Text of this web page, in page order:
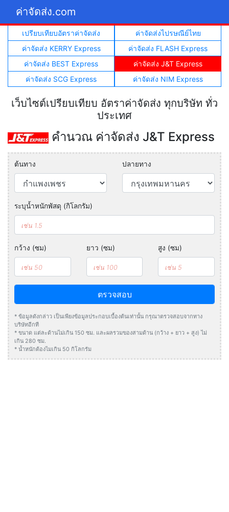
ค่าจัดส่ง.com
เปรียบเทียบอัตราค่าจัดส่ง
ค่าจัดส่งไปรษณีย์ไทย
ค่าจัดส่ง KERRY Express
ค่าจัดส่ง FLASH Express
ค่าจัดส่ง BEST Express
ค่าจัดส่ง J&T Express
ค่าจัดส่ง SCG Express
ค่าจัดส่ง NIM Express
เว็บไซต์เปรียบเทียบ อัตราค่าจัดส่ง ทุกบริษัท ทั่ว
ประเทศ
คำนวณ ค่าจัดส่ง J&T Express
ต้นทาง ปลายทาง
ระบุน้ำหนักพัสดุ (กิโลกรัม)
กว้าง (ซม) ยาว (ซม) สูง (ซม)
ตรวจสอบ
* ข้อมูลดังกล่าว เป็นเพียงข้อมูลประกอบเบื้องต้นเท่านั้น กรุณาตรวจสอบจากทาง
บริษัทอีกที
* ขนาด แต่ละด้านไม่เกิน 150 ซม. และผลรวมของสามด้าน (กว้าง + ยาว + สูง) ไม่
เกิน 280 ซม.
* น้ำหนักต้องไมเกิน 50 กิโลกรัม